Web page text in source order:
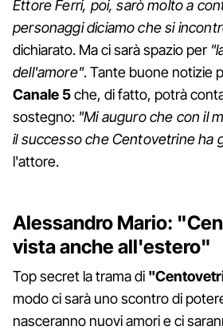
Ettore Ferri, poi, sarò molto a
personaggi diciamo che si
dichiarato. Ma ci sarà spazio per
dell'amore". Tante buone notizie
Canale 5che, di fatto, potrà
sostegno: "Mi auguro che con il
il successo che Centovetrine ha
l'attore.
Alessandro Mario:
vista anche all'estero"
Top secret la trama di
modo ci sarà uno scontro di
nasceranno nuovi amori e ci